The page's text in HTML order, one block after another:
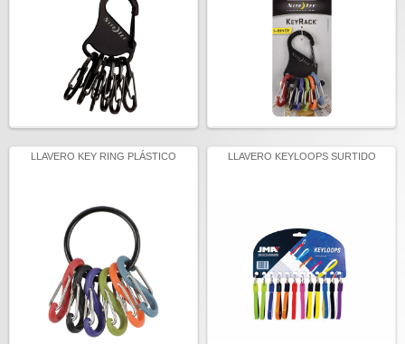
LLAVERO KEY RING PLÁSTICO LLAVERO KEYLOOPS SURTIDO